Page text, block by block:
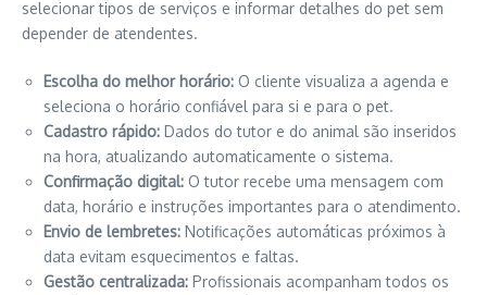
selecionar tipos de serviços e informar detalhes do pet sem
depender de atendentes.
Escolha do melhor horário: O cliente visualiza a agenda e
seleciona o horário confiável para si e para o pet.
Cadastro rápido: Dados do tutor e do animal são inseridos
na hora, atualizando automaticamente o sistema.
Confirmação digital: O tutor recebe uma mensagem com
data, horário e instruções importantes para o atendimento.
Envio de lembretes: Notificações automáticas próximos à
data evitam esquecimentos e faltas.
Gestão centralizada: Profissionais acompanham todos os